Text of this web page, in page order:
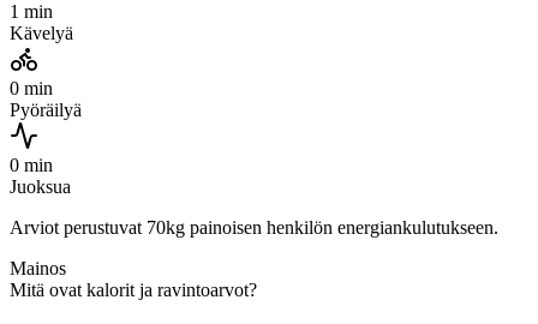
1 min
Kävelyä
0 min
Pyöräilyä
0 min
Juoksua
Arviot perustuvat 70kg painoisen henkilön energiankulutukseen.
Mainos
Mitä ovat kalorit ja ravintoarvot?